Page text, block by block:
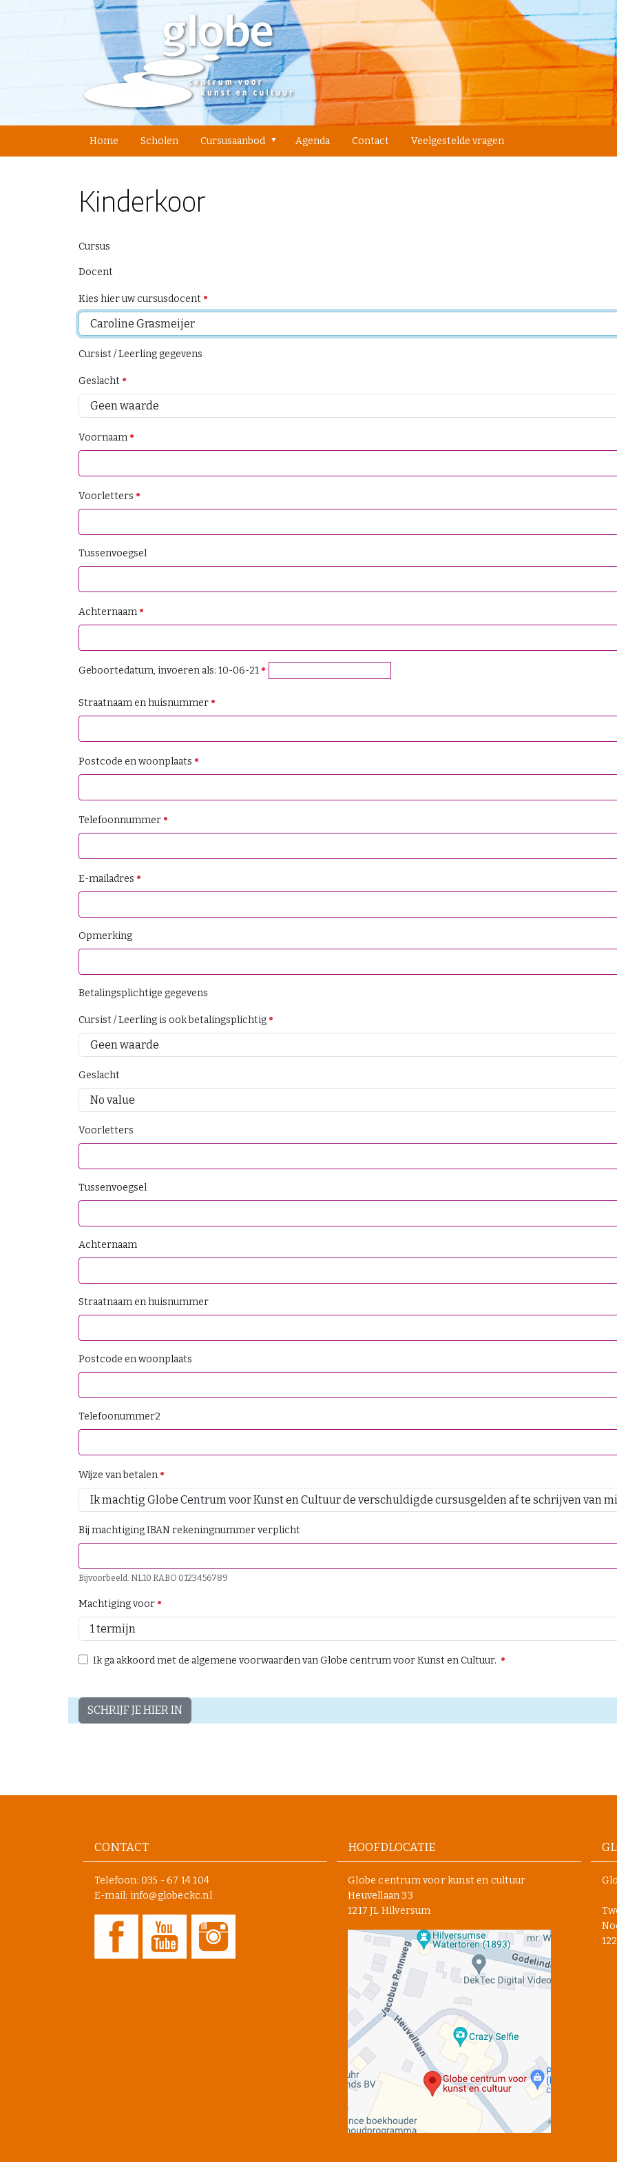
Home Scholen Cursusaanbod Agenda Contact Veelgestelde vragen
Kinderkoor
Cursus
Docent
Kies hier uw cursusdocent
Cursist / Leerling gegevens
Geslacht
Voornaam
Voorletters
Tussenvoegsel
Achternaam
Geboortedatum, invoeren als: 10-06-21
Straatnaam en huisnummer
Postcode en woonplaats
Telefoonnummer
E-mailadres
Opmerking
Betalingsplichtige gegevens
Cursist / Leerling is ook betalingsplichtig
Geslacht
Voorletters
Tussenvoegsel
Achternaam
Straatnaam en huisnummer
Postcode en woonplaats
Telefoonummer2
Wijze van betalen
Bij machtiging IBAN rekeningnummer verplicht
Bijvoorbeeld: NL10 RABO 0123456789
Machtiging voor
Ik ga akkoord met de algemene voorwaarden van Globe centrum voor Kunst en Cultuur.
SCHRIJF JE HIER IN
CONTACT
Telefoon: 035 - 67 14 104
E-mail: info@globeckc.nl
HOOFDLOCATIE
Globe centrum voor kunst en cultuur
Heuvellaan 33
1217 JL Hilversum